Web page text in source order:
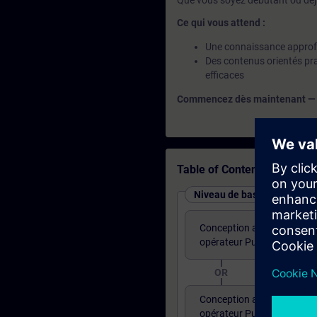
Ce qui vous attend :
Une connaissance
Des contenus orientés
efficaces
Commencez dès maintenant
Table of Contents
Niveau de base : Cours
Conception avec WinCC
opérateur Pupitre Pied
OR
Conception avec WinCC
opérateur Pupitre Pied